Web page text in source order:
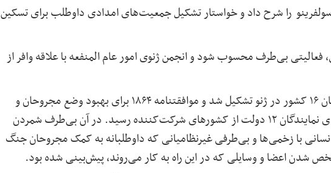
از سولفرینو را شرح داد و خواستار تشکیل جمعیت‌های امدادی داوطلب برای تسکین
بی‌طرف محسوب شود و انجمن ژنوی امور عام المنفعه با علاقه وافر از
در نتیجه، کنفرانسی بین‌المللی با شرکت نمایندگان ۱۶ کشور در ژنو تشکیل شد و موافقتنامه ۱۸۶۴ برای بهبود وضع مجروحان و
رنجوران نظامی میدان جنگ تدوین شد و به امضای نمایندگان ۱۲ دولت از کشورهای شرکت‌کننده رسید. در آن بی‌طرف شمردن
با زخمی‌ها و بی‌طرفی غیر‌نظامیانی که داوطلبانه به کمک مجروحان جنگ
شدن اعضا و وسایلی که در این راه به کار می‌روند، پیش‌بینی شده بود.